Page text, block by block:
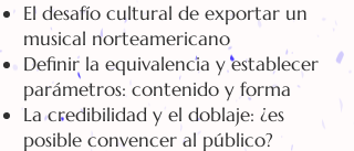
El desafío cultural de exportar un
musical norteamericano
Definir la equivalencia y establecer
parámetros: contenido y forma
La credibilidad y el doblaje: ¿es
posible convencer al público?